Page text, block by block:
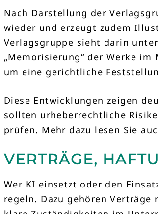
Nach Darstellung der
wieder und erzeugt zudem
Verlagsgruppe sieht darin
„Memorisierung“ der Werke
um eine gerichtliche
Diese Entwicklungen zeigen
sollten urheberrechtliche
prüfen. Mehr dazu lesen Sie
VERTRÄGE,
Wer KI einsetzt oder den
regeln. Dazu gehören